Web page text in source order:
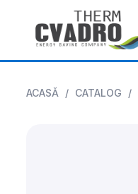
ACASĂ / CATALOG /